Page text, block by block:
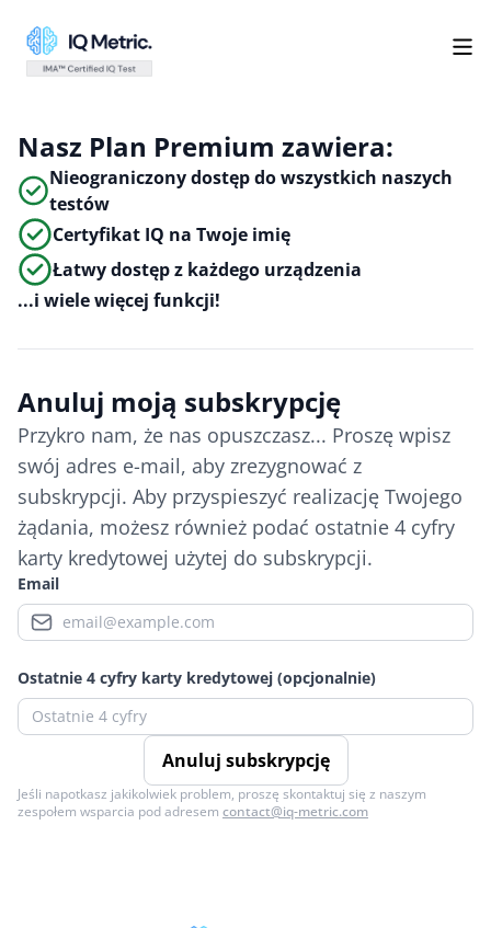
Nasz Plan Premium zawiera:
Nieograniczony dostęp do wszystkich naszych
testów
Certyfikat IQ na Twoje imię
Łatwy dostęp z każdego urządzenia
...i wiele więcej funkcji!
Anuluj moją subskrypcję
Przykro nam, że nas opuszczasz... Proszę wpisz
swój adres e-mail, aby zrezygnować z
subskrypcji. Aby przyspieszyć realizację Twojego
żądania, możesz również podać ostatnie 4 cyfry
karty kredytowej użytej do subskrypcji.
Email
Ostatnie 4 cyfry karty kredytowej (opcjonalnie)
Anuluj subskrypcję
Jeśli napotkasz jakikolwiek problem, proszę skontaktuj się z naszym
zespołem wsparcia pod adresem contact@iq-metric.com